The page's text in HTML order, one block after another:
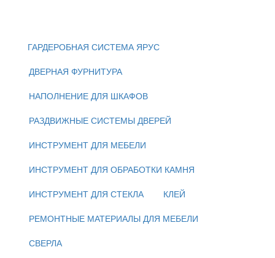
ГАРДЕРОБНАЯ СИСТЕМА ЯРУС
ДВЕРНАЯ ФУРНИТУРА
НАПОЛНЕНИЕ ДЛЯ ШКАФОВ
РАЗДВИЖНЫЕ СИСТЕМЫ ДВЕРЕЙ
ИНСТРУМЕНТ ДЛЯ МЕБЕЛИ
ИНСТРУМЕНТ ДЛЯ ОБРАБОТКИ КАМНЯ
ИНСТРУМЕНТ ДЛЯ СТЕКЛА
КЛЕЙ
РЕМОНТНЫЕ МАТЕРИАЛЫ ДЛЯ МЕБЕЛИ
СВЕРЛА